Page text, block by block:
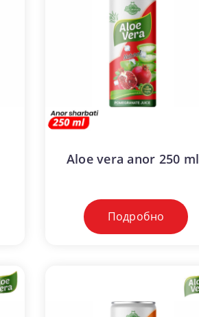
Aloe vera anor 250 ml
Подробно